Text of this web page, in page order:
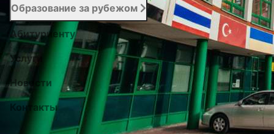
Образование за рубежом
Абитуриенту
Услуги
Новости
Контакты